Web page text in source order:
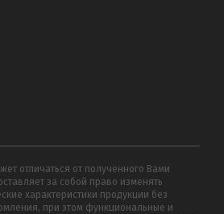
отличаться от полученного Вами
за собой право изменять
характеристики продукции без
при этом функциональные и